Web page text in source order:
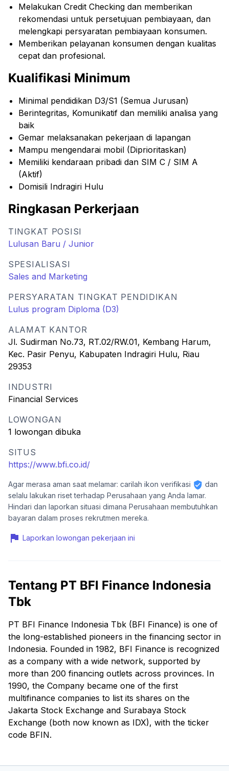
Melakukan Credit Checking dan memberikan
rekomendasi untuk persetujuan pembiayaan, dan
melengkapi persyaratan pembiayaan konsumen.
Memberikan pelayanan konsumen dengan kualitas
cepat dan profesional.
Kualifikasi Minimum
Minimal pendidikan D3/S1 (Semua Jurusan)
Berintegritas, Komunikatif dan memiliki analisa yang
baik
Gemar melaksanakan pekerjaan di lapangan
Mampu mengendarai mobil (Diprioritaskan)
Memiliki kendaraan pribadi dan SIM C / SIM A
(Aktif)
Domisili Indragiri Hulu
Ringkasan Perkerjaan
TINGKAT POSISI
Lulusan Baru / Junior
SPESIALISASI
Sales and Marketing
PERSYARATAN TINGKAT PENDIDIKAN
Lulus program Diploma (D3)
ALAMAT KANTOR
Jl. Sudirman No.73, RT.02/RW.01, Kembang Harum,
Kec. Pasir Penyu, Kabupaten Indragiri Hulu, Riau
29353
INDUSTRI
Financial Services
LOWONGAN
1 lowongan dibuka
SITUS
https://www.bfi.co.id/
Agar merasa aman saat melamar: carilah ikon verifikasi
dan
selalu lakukan riset terhadap Perusahaan yang Anda lamar.
Hindari dan laporkan situasi dimana Perusahaan membutuhkan
bayaran dalam proses rekrutmen mereka.
Laporkan lowongan pekerjaan ini
Tentang PT BFI Finance Indonesia
Tbk
PT BFI Finance Indonesia Tbk (BFI Finance) is one of
the long-established pioneers in the financing sector in
Indonesia. Founded in 1982, BFI Finance is recognized
as a company with a wide network, supported by
more than 200 financing outlets across provinces. In
1990, the Company became one of the first
multifinance companies to list its shares on the
Jakarta Stock Exchange and Surabaya Stock
Exchange (both now known as IDX), with the ticker
code BFIN.